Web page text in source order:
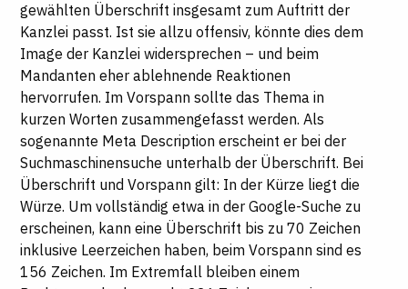
gewählten Überschrift insgesamt zum Auftritt der
Kanzlei passt. Ist sie allzu offensiv, könnte dies dem
Image der Kanzlei widersprechen – und beim
Mandanten eher ablehnende Reaktionen
hervorrufen. Im Vorspann sollte das Thema in
kurzen Worten zusammengefasst werden. Als
sogenannte Meta Description erscheint er bei der
Suchmaschinensuche unterhalb der Überschrift. Bei
Überschrift und Vorspann gilt: In der Kürze liegt die
Würze. Um vollständig etwa in der Google-Suche zu
erscheinen, kann eine Überschrift bis zu 70 Zeichen
inklusive Leerzeichen haben, beim Vorspann sind es
156 Zeichen. Im Extremfall bleiben einem